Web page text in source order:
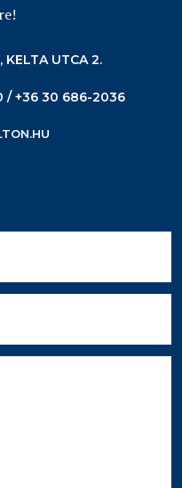
KELTA UTCA 2.
/ +36 30 686-2036